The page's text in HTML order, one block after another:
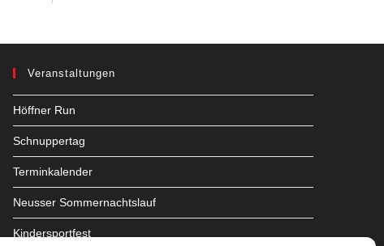
Veranstaltungen
Höffner Run
Schnuppertag
Terminkalender
Neusser Sommernachtslauf
Kindersportfest